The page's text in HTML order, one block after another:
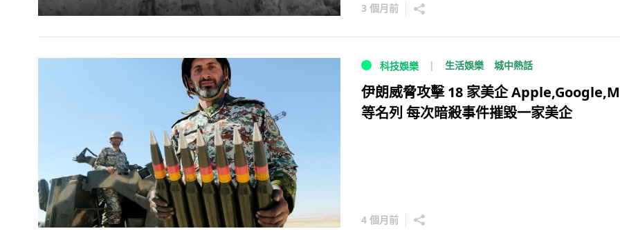
3 個月前
科技娛樂 生活娛樂 城中熱話
伊朗威脅攻擊 18 家美企
等名列 每次暗殺事件摧毀一家美企
4 個月前